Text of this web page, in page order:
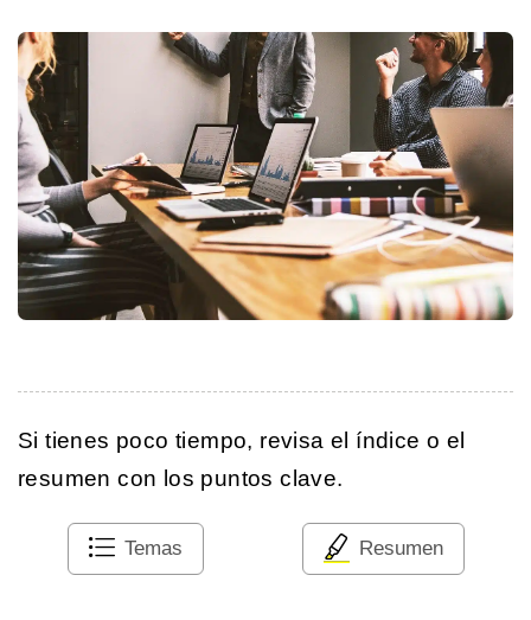
Si tienes poco tiempo, revisa el índice o el
resumen con los puntos clave.
Temas Resumen